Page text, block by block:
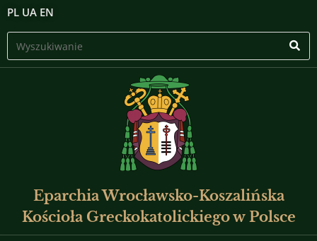
PL UA EN
Eparchia Wrocławsko-Koszalińska
Kościoła Greckokatolickiego w Polsce